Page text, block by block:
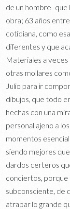
de un hombre -que
obra; 63 años
cotidiana, como
diferentes y que
Materiales a
otras mollares
Julio para ir
dibujos, que todo
hechas con una
personal ajeno a
momentos
siendo mejores
dardos certeros
conciertos, porque
subconsciente, de
atrapar lo grande